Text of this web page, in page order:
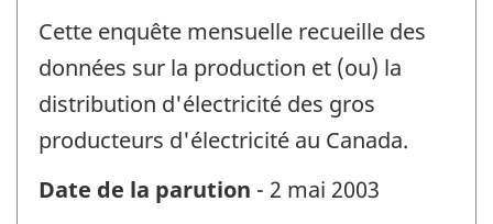
Cette enquête mensuelle recueille des
données sur la production et (ou) la
distribution d'électricité des gros
producteurs d'électricité au Canada.
Date de la parution - 2 mai 2003